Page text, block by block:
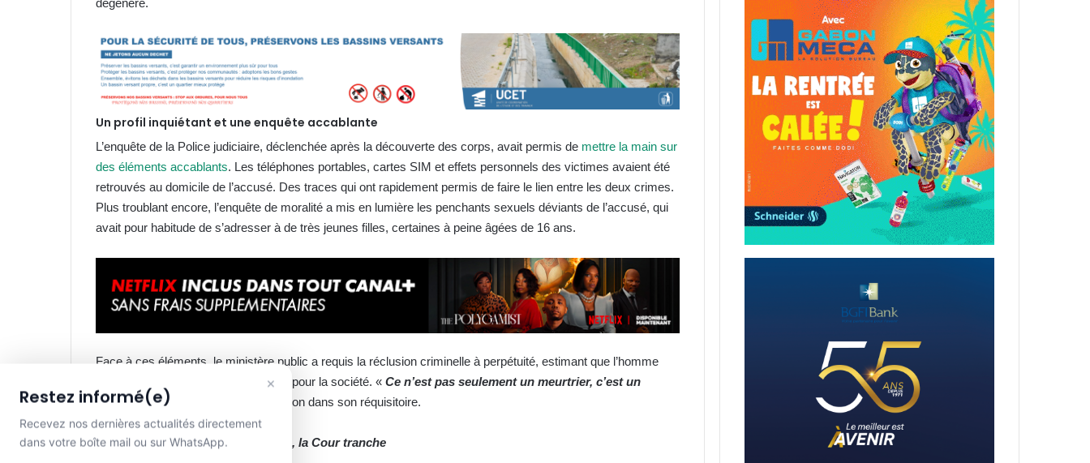
dégénéré.
Un profil inquiétant et une enquête accablante
L’enquête de la Police judiciaire, déclenchée après la découverte des corps, avait permis de mettre la main sur
des éléments accablants. Les téléphones portables, cartes SIM et effets personnels des victimes avaient été
retrouvés au domicile de l’accusé. Des traces qui ont rapidement permis de faire le lien entre les deux crimes.
Plus troublant encore, l’enquête de moralité a mis en lumière les penchants sexuels déviants de l’accusé, qui
avait pour habitude de s’adresser à de très jeunes filles, certaines à peine âgées de 16 ans.
Face à ces éléments, le ministère public a requis la réclusion criminelle à perpétuité, estimant que l’homme
représentait une menace persistante pour la société. « Ce n’est pas seulement un meurtrier, c’est un
prédateur», aurait martelé l’accusation dans son réquisitoire.
La défense plaide la requalification, la Cour tranche
×
Restez informé(e)
Recevez nos dernières actualités directement
dans votre boîte mail ou sur WhatsApp.